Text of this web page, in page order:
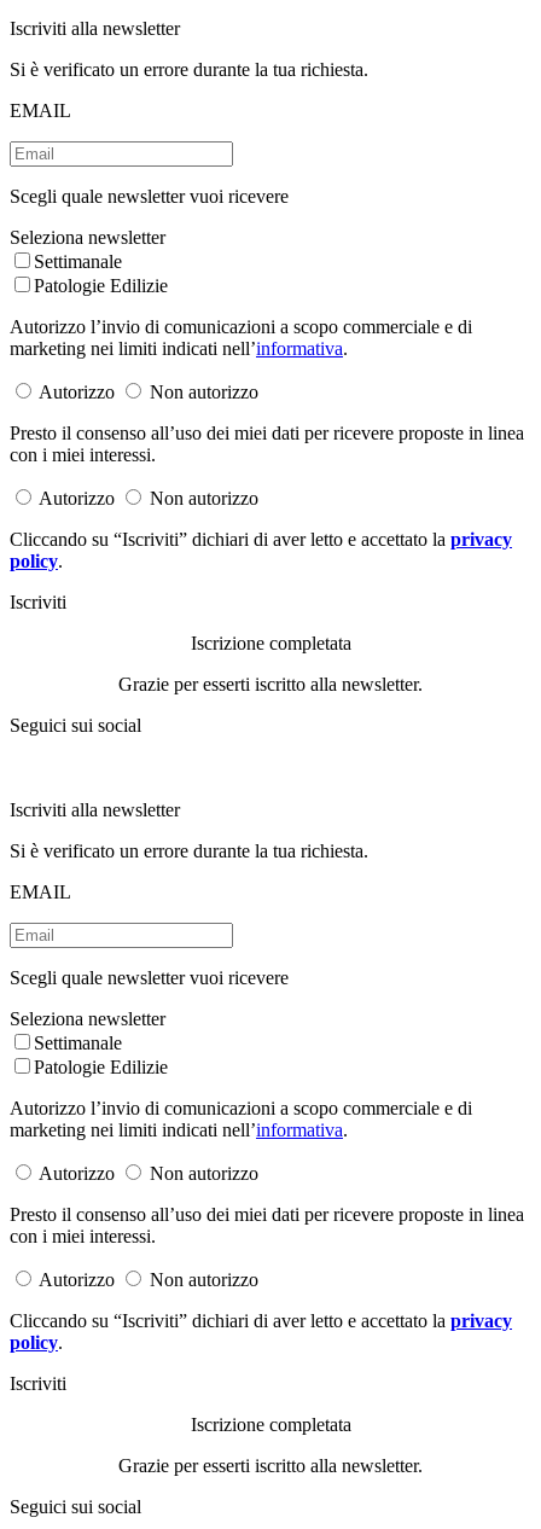
Iscriviti alla newsletter
Si è verificato un errore durante la tua richiesta.
EMAIL
Scegli quale newsletter vuoi ricevere
Seleziona newsletter
Settimanale
Patologie Edilizie
Autorizzo l’invio di comunicazioni a scopo commerciale e di
marketing nei limiti indicati nell’informativa.
Autorizzo
Non autorizzo
Presto il consenso all’uso dei miei dati per ricevere proposte in linea
con i miei interessi.
Autorizzo
Non autorizzo
Cliccando su “Iscriviti” dichiari di aver letto e accettato la privacy
policy.
Iscriviti
Iscrizione completata
Grazie per esserti iscritto alla newsletter.
Seguici sui social
Iscriviti alla newsletter
Si è verificato un errore durante la tua richiesta.
EMAIL
Scegli quale newsletter vuoi ricevere
Seleziona newsletter
Settimanale
Patologie Edilizie
Autorizzo l’invio di comunicazioni a scopo commerciale e di
marketing nei limiti indicati nell’informativa.
Autorizzo
Non autorizzo
Presto il consenso all’uso dei miei dati per ricevere proposte in linea
con i miei interessi.
Autorizzo
Non autorizzo
Cliccando su “Iscriviti” dichiari di aver letto e accettato la privacy
policy.
Iscriviti
Iscrizione completata
Grazie per esserti iscritto alla newsletter.
Seguici sui social